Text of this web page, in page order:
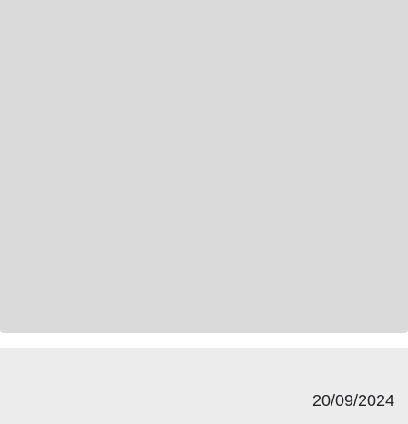
20/09/2024